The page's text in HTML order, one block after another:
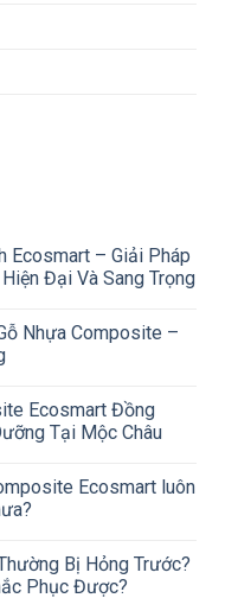
Ecosmart – Giải Pháp
Đại Và Sang Trọng
Nhựa Composite –
Ecosmart Đồng
Tại Mộc Châu
Ecosmart luôn
Bị Hỏng Trước?
Phục Được?